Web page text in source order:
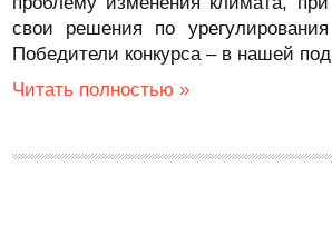
свои решения по
Победители конкурса – в нашей
Читать полностью »